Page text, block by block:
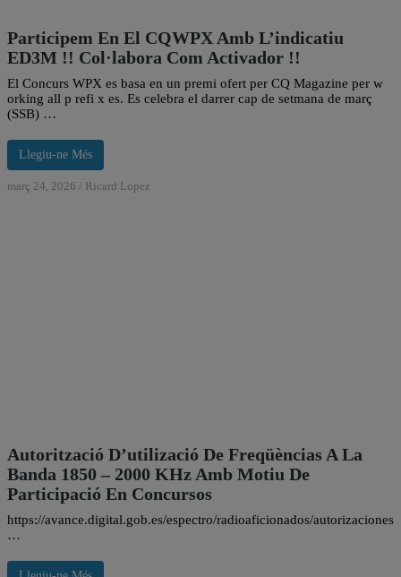
Participem En El CQWPX Amb L’indicatiu
ED3M !! Col·labora Com Activador !!
El Concurs WPX es basa en un premi ofert per CQ Magazine per w
orking all p refi x es. Es celebra el darrer cap de setmana de març
(SSB) …
Llegiu-ne Més
març 24, 2026 / Ricard Lopez
Autorització D’utilizació De Freqüèncias A La
Banda 1850 – 2000 KHz Amb Motiu De
Participació En Concursos
https://avance.digital.gob.es/espectro/radioaficionados/
…